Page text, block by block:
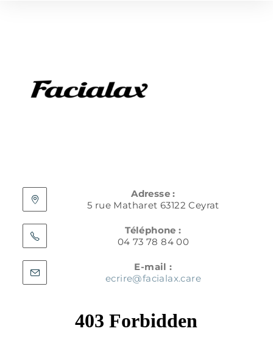
Adresse :
5 rue Matharet 63122 Ceyrat
Téléphone :
04 73 78 84 00
E-mail :
ecrire@facialax.care